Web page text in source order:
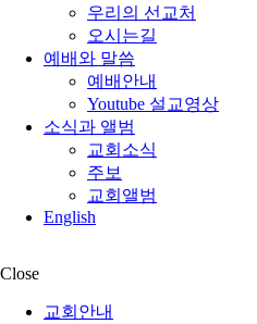
우리의 선교처
오시는길
예배와 말씀
예배안내
Youtube 설교영상
소식과 앨범
교회소식
주보
교회앨범
English
Close
교회안내